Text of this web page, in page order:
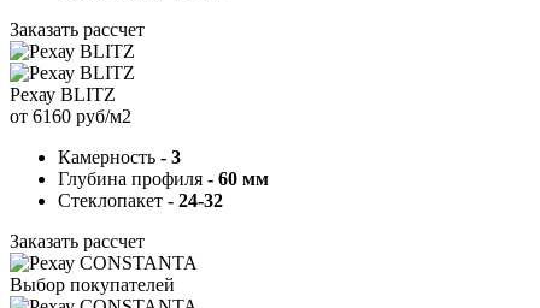
Заказать рассчет
Рехау BLITZ
от 6160 руб/м2
Камерность - 3
Глубина профиля - 60 мм
Стеклопакет - 24-32
Заказать рассчет
Выбор покупателей